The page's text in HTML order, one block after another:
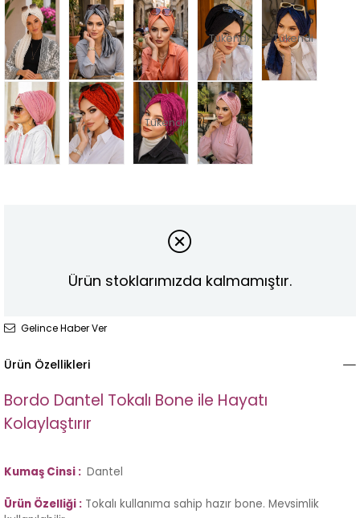
Tükendi Tükendi
Tükendi
Ürün stoklarımızda kalmamıştır.
Gelince Haber Ver
Ürün Özellikleri
Bordo Dantel Tokalı Bone ile Hayatı
Kolaylaştırır
Kumaş Cinsi : Dantel
Ürün Özelliği : Tokalı kullanıma sahip hazır bone. Mevsimlik